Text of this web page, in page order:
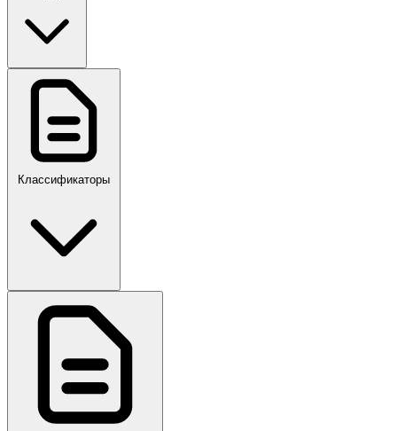
ГОСТ, ГОСТ Р, ПНСТ
ПР,Р,ПМГ,РМГ
Классификаторы